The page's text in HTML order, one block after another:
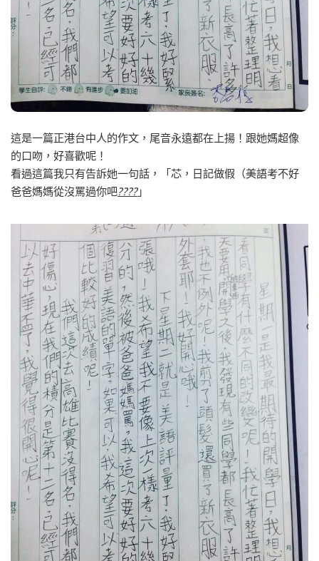
這是一篇正港台中人的作文，尾音永遠都在上揚！跟她媽超像
的口吻，好喜歡呢！
看過這篇我只有告訴她一句話，「芯，日記做假（美語考不好
爸爸媽媽從沒罵過你吧????」